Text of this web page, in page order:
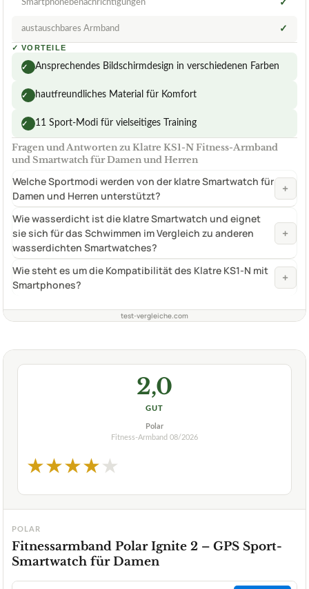
Smartphonebenachrichtigungen ✓
austauschbares Armband ✓
✓ VORTEILE
✓ Ansprechendes Bildschirmdesign in verschiedenen Farben
✓ hautfreundliches Material für Komfort
✓ 11 Sport-Modi für vielseitiges Training
Fragen und Antworten zu Klatre KS1-N Fitness-Armband
und Smartwatch für Damen und Herren
Welche Sportmodi werden von der klatre Smartwatch für
Damen und Herren unterstützt?
+
Wie wasserdicht ist die klatre Smartwatch und eignet
sie sich für das Schwimmen im Vergleich zu anderen
wasserdichten Smartwatches?
+
Wie steht es um die Kompatibilität des Klatre KS1-N mit
Smartphones?
+
test-vergleiche.com
2,0
GUT
Polar
Fitness-Armband 08/2026
★★★★★
POLAR
Fitnessarmband Polar Ignite 2 – GPS Sport-
Smartwatch für Damen